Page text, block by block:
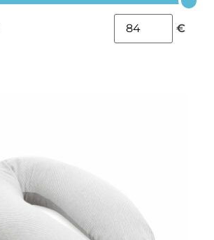
€